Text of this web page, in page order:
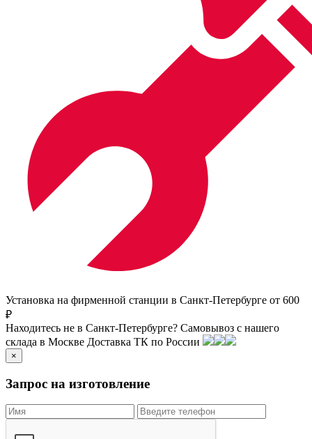
Установка на фирменной станции в Санкт-Петербурге от 600
₽
Находитесь не в Санкт-Петербурге? Самовывоз с нашего
склада в Москве Доставка ТК по России
×
Запрос на изготовление